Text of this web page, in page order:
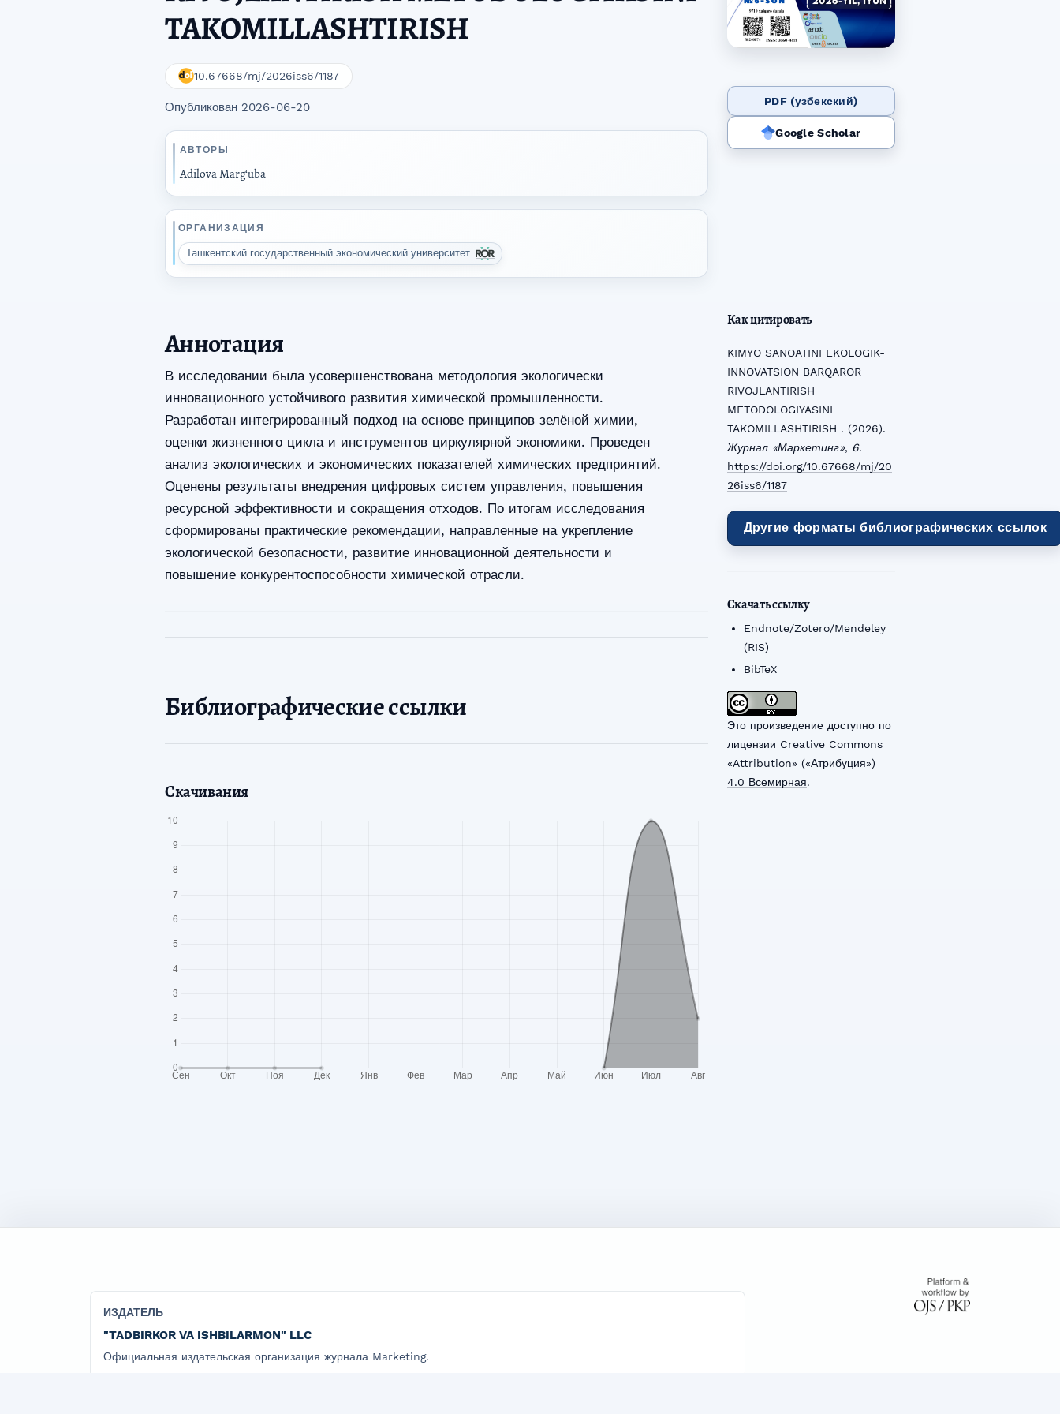
TAKOMILLASHTIRISH
10.67668/mj/2026iss6/1187
Опубликован 2026-06-20
АВТОРЫ
Adilova Marg‘uba
ОРГАНИЗАЦИЯ
Ташкентский государственный экономический университет
PDF (узбекский)
Google Scholar
Как цитировать
KIMYO SANOATINI EKOLOGIK-
INNOVATSION BARQAROR
RIVOJLANTIRISH
METODOLOGIYASINI
TAKOMILLASHTIRISH . (2026).
Журнал «Маркетинг», 6.
https://doi.org/10.67668/mj/20
26iss6/1187
Другие форматы библиографических ссылок
Скачать ссылку
Endnote/Zotero/Mendeley
(RIS)
BibTeX
Это произведение доступно по
лицензии Creative Commons
«Attribution» («Атрибуция»)
4.0 Всемирная.
Аннотация
В исследовании была усовершенствована методология экологически
инновационного устойчивого развития химической промышленности.
Разработан интегрированный подход на основе принципов зелёной химии,
оценки жизненного цикла и инструментов циркулярной экономики. Проведен
анализ экологических и экономических показателей химических предприятий.
Оценены результаты внедрения цифровых систем управления, повышения
ресурсной эффективности и сокращения отходов. По итогам исследования
сформированы практические рекомендации, направленные на укрепление
экологической безопасности, развитие инновационной деятельности и
повышение конкурентоспособности химической отрасли.
Библиографические ссылки
Скачивания
ИЗДАТЕЛЬ
"TADBIRKOR VA ISHBILARMON" LLC
Официальная издательская организация журнала Marketing.